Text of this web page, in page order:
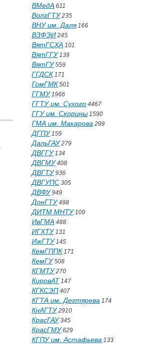
ВМедА 611
ВолгГТУ235
ВНУ им. Даля166
ВЗФЭИ 245
ВятГСХА 101
ВятГГУ139
ВятГУ559
ГГДСК 171
ГомГМК 501
ГГМУ1966
ГГТУ им. Сухого 4467
ГГУ им. Скорины 1590
ГМА им. Макарова 299
ДГПУ159
ДальГАУ279
ДВГГУ134
ДВГМУ408
ДВГТУ936
ДВГУПС 305
ДВФУ949
ДонГТУ498
ДИТМ МНТУ109
ИвГМА 488
ИГХТУ131
ИжГТУ145
КемГППК 171
КемГУ508
КГМТУ270
КировАТ 147
КГКСЭП 407
КГТА им. Дегтярева 174
КнАГТУ2910
КрасГАУ345
КрасГМУ629
КГПУ им. Астафьева 133